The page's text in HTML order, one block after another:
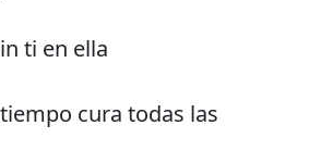
ti en ella
cura todas las